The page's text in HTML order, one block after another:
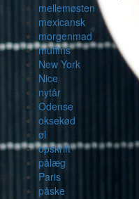
mellemøsten
mexicansk
morgenmad
muffins
New York
Nice
nytår
Odense
oksekød
øl
opskrift
pålæg
Paris
påske